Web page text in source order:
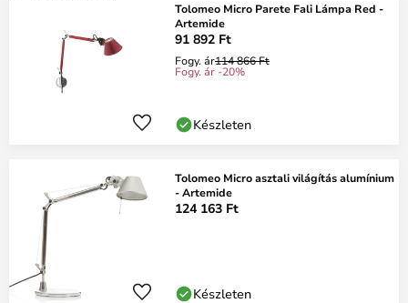
Tolomeo Micro Parete Fali Lámpa Red -
Artemide
91 892 Ft
Fogy. ár114 866 Ft
Fogy. ár -20%
Készleten
Tolomeo Micro asztali világítás alumínium
- Artemide
124 163 Ft
Készleten